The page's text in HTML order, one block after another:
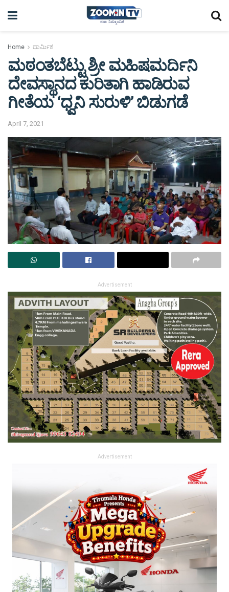
Home ಧಾರ್ಮಿಕ
ಮಠಂತಬೆಟ್ಟು ಶ್ರೀ ಮಹಿಷಮರ್ದಿನಿ
ದೇವಸ್ಥಾನದ ಕುರಿತಾಗಿ ಹಾಡಿರುವ
ಗೀತೆಯ ‘ಧ್ವನಿ ಸುರುಳಿ’ ಬಿಡುಗಡೆ
April 7, 2021
Advertisement
Advertisement